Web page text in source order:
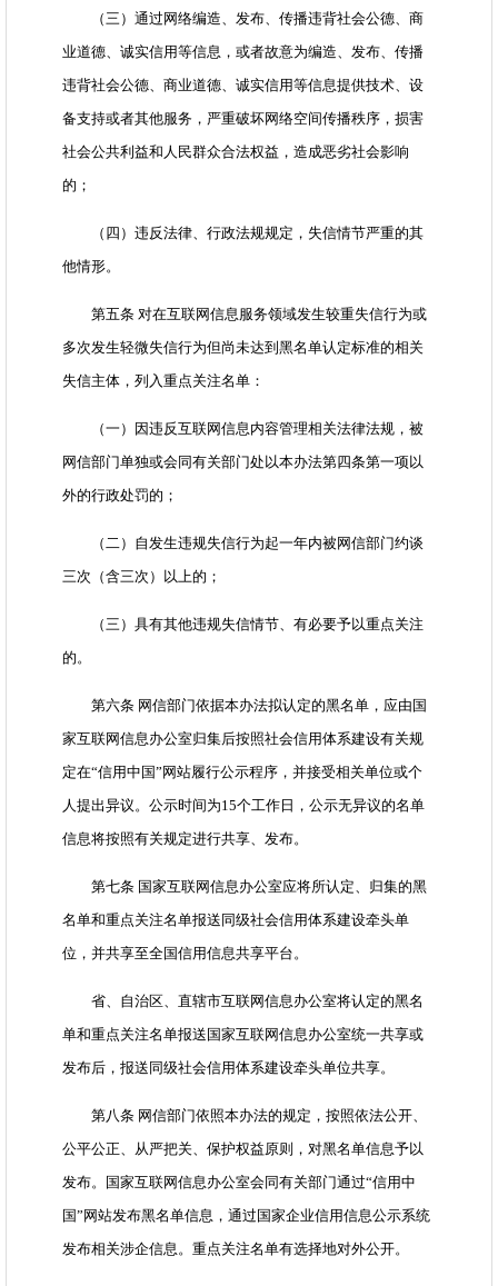
（三）通过网络编造、发布、传播违背社会公德、商
业道德、诚实信用等信息，或者故意为编造、发布、传播
违背社会公德、商业道德、诚实信用等信息提供技术、设
备支持或者其他服务，严重破坏网络空间传播秩序，损害
社会公共利益和人民群众合法权益，造成恶劣社会影响
的；
（四）违反法律、行政法规规定，失信情节严重的其
他情形。
第五条 对在互联网信息服务领域发生较重失信行为或
多次发生轻微失信行为但尚未达到黑名单认定标准的相关
失信主体，列入重点关注名单：
（一）因违反互联网信息内容管理相关法律法规，被
网信部门单独或会同有关部门处以本办法第四条第一项以
外的行政处罚的；
（二）自发生违规失信行为起一年内被网信部门约谈
三次（含三次）以上的；
（三）具有其他违规失信情节、有必要予以重点关注
的。
第六条 网信部门依据本办法拟认定的黑名单，应由国
家互联网信息办公室归集后按照社会信用体系建设有关规
定在“信用中国”网站履行公示程序，并接受相关单位或个
人提出异议。公示时间为15个工作日，公示无异议的名单
信息将按照有关规定进行共享、发布。
第七条 国家互联网信息办公室应将所认定、归集的黑
名单和重点关注名单报送同级社会信用体系建设牵头单
位，并共享至全国信用信息共享平台。
省、自治区、直辖市互联网信息办公室将认定的黑名
单和重点关注名单报送国家互联网信息办公室统一共享或
发布后，报送同级社会信用体系建设牵头单位共享。
第八条 网信部门依照本办法的规定，按照依法公开、
公平公正、从严把关、保护权益原则，对黑名单信息予以
发布。国家互联网信息办公室会同有关部门通过“信用中
国”网站发布黑名单信息，通过国家企业信用信息公示系统
发布相关涉企信息。重点关注名单有选择地对外公开。